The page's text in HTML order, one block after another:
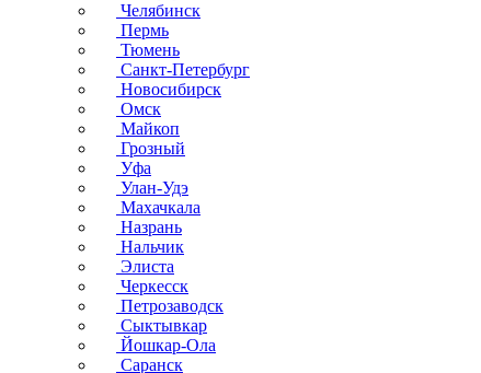
Челябинск
Пермь
Тюмень
Санкт-Петербург
Новосибирск
Омск
Майкоп
Грозный
Уфа
Улан-Удэ
Махачкала
Назрань
Нальчик
Элиста
Черкесск
Петрозаводск
Сыктывкар
Йошкар-Ола
Саранск